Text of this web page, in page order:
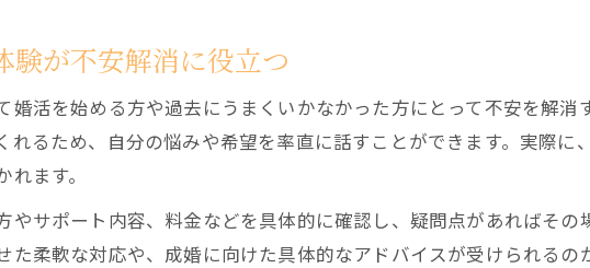
験が不安解消に役立つ
婚活を始める方や過去にうまくいかなかった方にとって不安を解
れるため、自分の悩みや希望を率直に話すことができます。実際に
ます。
やサポート内容、料金などを具体的に確認し、疑問点があればそ
た柔軟な対応や、成婚に向けた具体的なアドバイスが受けられる